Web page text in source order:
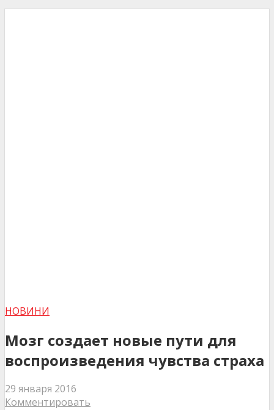
НОВИНИ
Мозг создает новые пути для
воспроизведения чувства страха
29 января 2016
Комментировать